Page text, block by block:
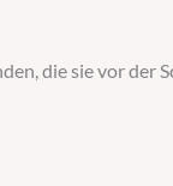
die sie vor der